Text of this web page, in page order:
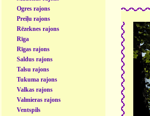
Ogres rajons
Preiļu rajons
Rēzeknes rajons
Rīga
Rīgas rajons
Saldus rajons
Talsu rajons
Tukuma rajons
Valkas rajons
Valmieras rajons
Ventspils